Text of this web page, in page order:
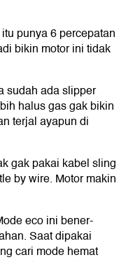
punya 6 percepatan
bikin motor ini tidak
sudah ada slipper
halus gas gak bikin
terjal ayapun di
gak pakai kabel sling
by wire. Motor makin
eco ini bener-
Saat dipakai
cari mode hemat